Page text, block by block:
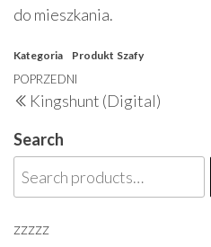
do mieszkania.
Kategoria Produkt Szafy
Nawigacja
wpisu
Poprzedni
wpis
POPRZEDNI
Kingshunt (Digital)
Search
zzzzz